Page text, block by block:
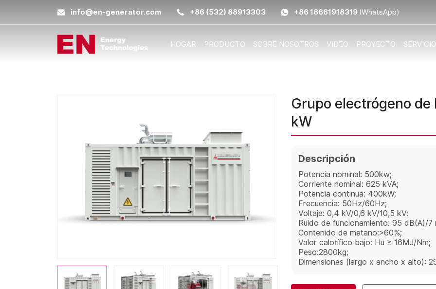
info@en-generator.com +86 (532) 88913303 +86 18661918319(WhatsApp)
HOGAR PRODUCTO SOBRE NOSOTROS VIDEO PROYECTO SERVICIO
Grupo electrógeno
kW
Descripción
Potencia nominal: 500kw;
Corriente nominal: 625 kVA;
Potencia continua: 400kW;
Frecuencia: 50Hz/60Hz;
Voltaje: 0,4 kV/0,6 kV/10,5 kV;
Ruido de funcionamiento: 95 dB(A)/7
Contenido de metano:>60%;
Valor calorífico bajo: Hu ≥ 16MJ/Nm;
Peso:2800kg;
Dimensiones (largo x ancho x alto):